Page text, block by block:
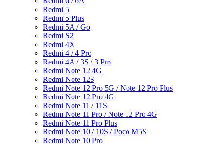
Redmi 5
Redmi 5 Plus
Redmi 5A / Go
Redmi S2
Redmi 4X
Redmi 4 / 4 Pro
Redmi 4A / 3S / 3 Pro
Redmi Note 12 4G
Redmi Note 12S
Redmi Note 12 Pro 5G / Note 12 Pro Plus
Redmi Note 12 Pro 4G
Redmi Note 11 / 11S
Redmi Note 11 Pro / Note 12 Pro 4G
Redmi Note 11 Pro Plus
Redmi Note 10 / 10S / Poco M5S
Redmi Note 10 Pro